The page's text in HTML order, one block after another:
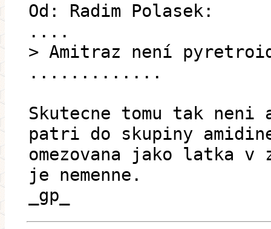
Od: Radim Polasek:
....
> Amitraz není
.............
Skutecne tomu tak
patri do skupiny
omezovana jako latka v
je nemenne.
_gp_